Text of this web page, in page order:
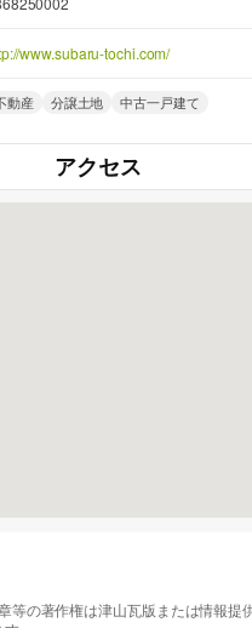
www.subaru-tochi.com/
動産 分譲土地 中古一戸建て
アクセス
等の著作権は津山瓦版または情報提